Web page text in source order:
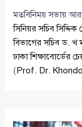
মতবিনিময় সভায়
সিনিয়র সচিব
বিভাগের সচিব ড.
ঢাকা শিক্ষাবোর্ডের
(Prof. Dr.